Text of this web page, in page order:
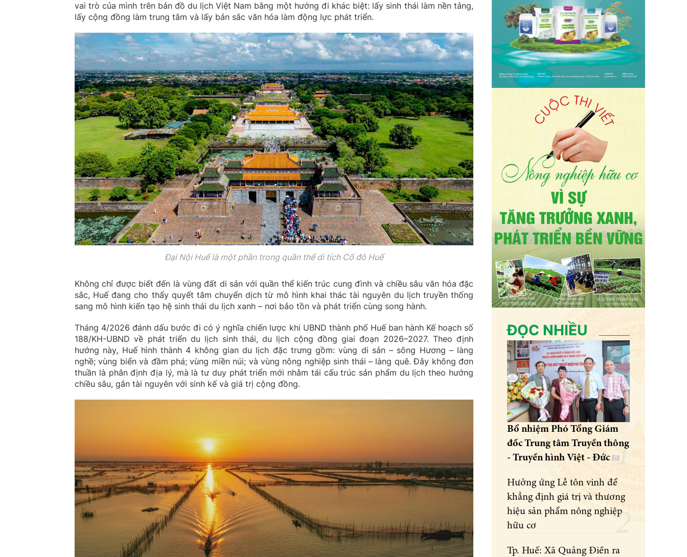
vai trò của mình trên bản đồ du lịch Việt Nam bằng một hướng đi khác biệt: lấy sinh thái làm nền tảng,
lấy cộng đồng làm trung tâm và lấy bản sắc văn hóa làm động lực phát triển.
Đại Nội Huế là một phần trong quần thể di tích Cố đô Huế
Không chỉ được biết đến là vùng đất di sản với quần thể kiến trúc cung đình và chiều sâu văn hóa đặc
sắc, Huế đang cho thấy quyết tâm chuyển dịch từ mô hình khai thác tài nguyên du lịch truyền thống
sang mô hình kiến tạo hệ sinh thái du lịch xanh – nơi bảo tồn và phát triển cùng song hành.
Tháng 4/2026 đánh dấu bước đi có ý nghĩa chiến lược khi UBND thành phố Huế ban hành Kế hoạch số
188/KH-UBND về phát triển du lịch sinh thái, du lịch cộng đồng giai đoạn 2026–2027. Theo định
hướng này, Huế hình thành 4 không gian du lịch đặc trưng gồm: vùng di sản – sông Hương – làng
nghề; vùng biển và đầm phá; vùng miền núi; và vùng nông nghiệp sinh thái – làng quê. Đây không đơn
thuần là phân định địa lý, mà là tư duy phát triển mới nhằm tái cấu trúc sản phẩm du lịch theo hướng
chiều sâu, gắn tài nguyên với sinh kế và giá trị cộng đồng.
ĐỌC NHIỀU
Bổ nhiệm Phó Tổng Giám
đốc Trung tâm Truyền thông
- Truyền hình Việt - Đức
Hưởng ứng Lễ tôn vinh để
khẳng định giá trị và thương
hiệu sản phẩm nông nghiệp
hữu cơ
Tp. Huế: Xã Quảng Điền ra